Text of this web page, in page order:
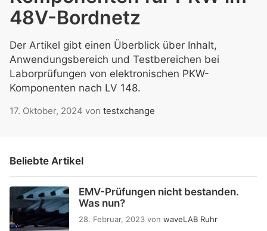
48V-Bordnetz
Der Artikel gibt einen Überblick über Inhalt,
Anwendungsbereich und Testbereichen bei
Laborprüfungen von elektronischen PKW-
Komponenten nach LV 148.
17. Oktober, 2024 von testxchange
Beliebte Artikel
EMV-Prüfungen nicht bestanden.
Was nun?
28. Februar, 2023 von waveLAB Ruhr